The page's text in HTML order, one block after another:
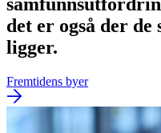
det er også der de
ligger.
Fremtidens byer